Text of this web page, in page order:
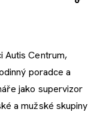
Autis Centrum,
poradce a
jako supervizor
a mužské skupiny